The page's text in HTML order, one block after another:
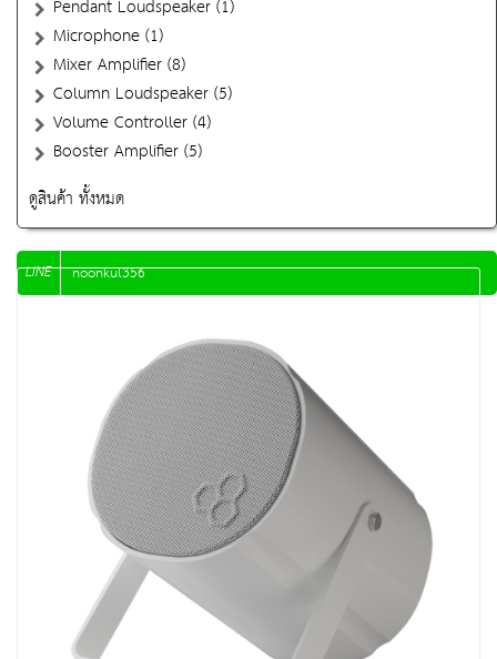
Pendant Loudspeaker (1)
Microphone (1)
Mixer Amplifier (8)
Column Loudspeaker (5)
Volume Controller (4)
Booster Amplifier (5)
ดูสินค้า ทั้งหมด
LINE noonkul356